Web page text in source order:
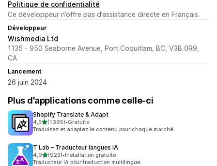
Politique de confidentialité
Ce développeur n’offre pas d’assistance directe en Français.
Développeur
Wishmedia Ltd
1135 - 950 Seaborne Avenue, Port Coquitlam, BC, V3B 0R9,
CA
Lancement
26 juin 2024
Plus d’applications comme celle-ci
Shopify Translate & Adapt
4,5étoile(s) sur 5
(1 395)
1395 avis au total
•Gratuite
Traduisez et adaptez le contenu pour chaque marché
T Lab – Traducteur langues IA
4,9étoile(s) sur 5
(923)
923 avis au total
•Installation gratuite
Traducteur IA pour traduction multilingue